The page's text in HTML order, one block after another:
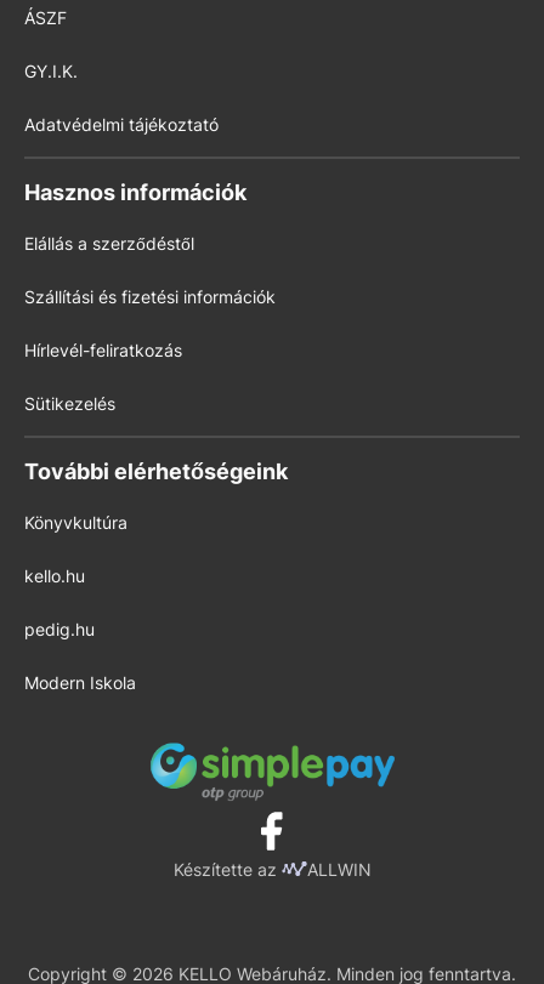
ÁSZF
GY.I.K.
Adatvédelmi tájékoztató
Hasznos információk
Elállás a szerződéstől
Szállítási és fizetési információk
Hírlevél-feliratkozás
Sütikezelés
További elérhetőségeink
Könyvkultúra
kello.hu
pedig.hu
Modern Iskola
Készítette az ALLWIN
Copyright © 2026 KELLO Webáruház. Minden jog fenntartva.